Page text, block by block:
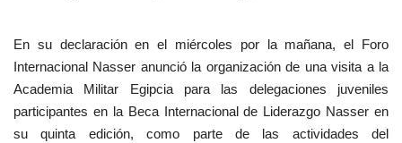
Los colaboradores
Los patrocinios
En su declaración en el miércoles por la mañana, el Foro
Internacional Nasser anunció la organización de una visita a la
Academia Militar Egipcia para las delegaciones juveniles
participantes en la Beca Internacional de Liderazgo Nasser en
su quinta edición, como parte de las actividades del